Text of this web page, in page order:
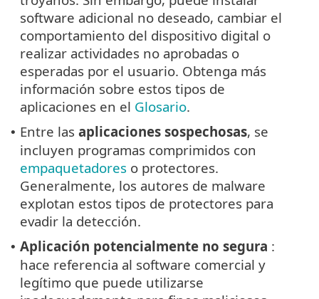
software adicional no deseado, cambiar el
comportamiento del dispositivo digital o
realizar actividades no aprobadas o
esperadas por el usuario. Obtenga más
información sobre estos tipos de
aplicaciones en el Glosario.
• Entre las aplicaciones sospechosas, se
incluyen programas comprimidos con
empaquetadores o protectores.
Generalmente, los autores de malware
explotan estos tipos de protectores para
evadir la detección.
• Aplicación potencialmente no segura :
hace referencia al software comercial y
legítimo que puede utilizarse